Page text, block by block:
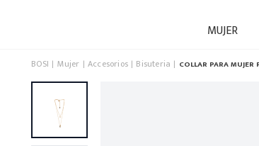
MUJER
BOSI Mujer Accesorios Bisuteria COLLAR PARA MUJER